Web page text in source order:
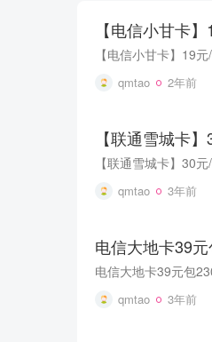
【电信小甘卡
qmtao 2年前
【联通雪城卡
qmtao 3年前
qmtao 3年前